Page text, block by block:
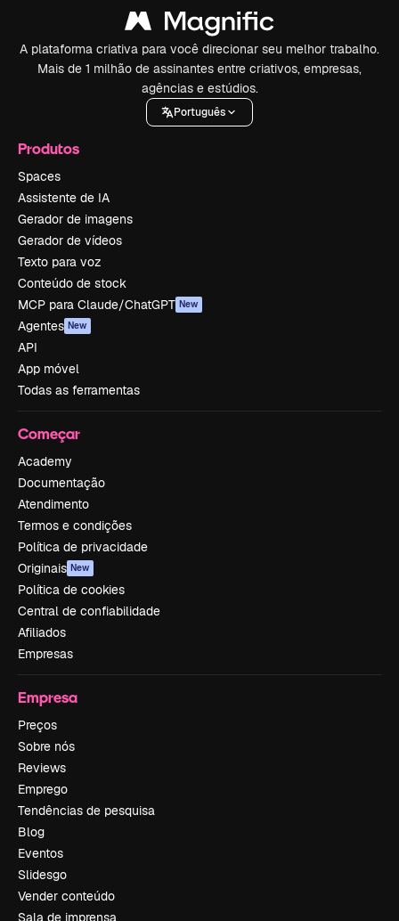
A plataforma criativa para você direcionar seu melhor trabalho.
Mais de 1 milhão de assinantes entre criativos, empresas,
agências e estúdios.
Português
Produtos
Spaces
Assistente de IA
Gerador de imagens
Gerador de vídeos
Texto para voz
Conteúdo de stock
MCP para Claude/ChatGPT New
Agentes New
API
App móvel
Todas as ferramentas
Começar
Academy
Documentação
Atendimento
Termos e condições
Política de privacidade
Originais New
Política de cookies
Central de confiabilidade
Afiliados
Empresas
Empresa
Preços
Sobre nós
Reviews
Emprego
Tendências de pesquisa
Blog
Eventos
Slidesgo
Vender conteúdo
Sala de imprensa